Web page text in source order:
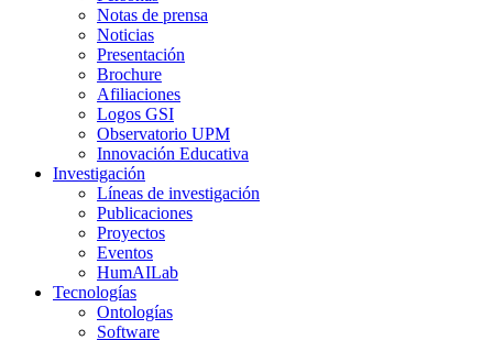
Notas de prensa
Noticias
Presentación
Brochure
Afiliaciones
Logos GSI
Observatorio UPM
Innovación Educativa
Investigación
Líneas de investigación
Publicaciones
Proyectos
Eventos
HumAILab
Tecnologías
Ontologías
Software